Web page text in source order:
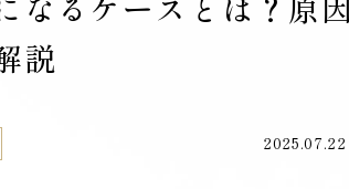
説
2025.07.22